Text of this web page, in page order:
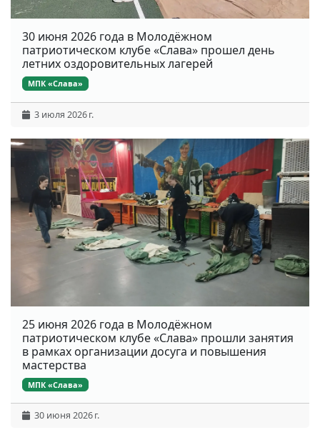
30 июня 2026 года в Молодёжном
патриотическом клубе «Слава» прошел день
летних оздоровительных лагерей
МПК «Слава»
3 июля 2026 г.
25 июня 2026 года в Молодёжном
патриотическом клубе «Слава» прошли занятия
в рамках организации досуга и повышения
мастерства
МПК «Слава»
30 июня 2026 г.